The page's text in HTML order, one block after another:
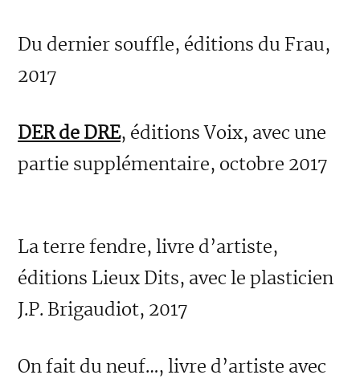
Du dernier souffle, éditions du Frau,
2017
DER de DRE, éditions Voix, avec une
partie supplémentaire, octobre 2017
La terre fendre, livre d’artiste,
éditions Lieux Dits, avec le plasticien
J.P. Brigaudiot, 2017
On fait du neuf…, livre d’artiste avec